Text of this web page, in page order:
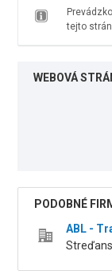
tejto
WEBOVÁ
PODOBNÉ
ABL -